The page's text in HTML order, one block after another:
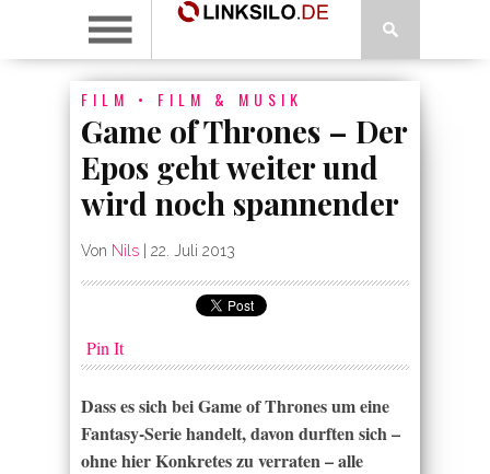
FILM • FILM & MUSIK
Game of Thrones – Der
Epos geht weiter und
wird noch spannender
Von Nils 22. Juli 2013
Pin It
Dass es sich bei Game of Thrones um eine
Fantasy-Serie handelt, davon durften sich –
ohne hier Konkretes zu verraten – alle